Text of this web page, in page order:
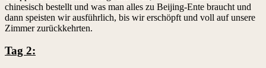
chinesisch bestellt und was man alles zu Beijing-Ente braucht und
dann speisten wir ausführlich, bis wir erschöpft und voll auf unsere
Zimmer zurückkehrten.
Tag 2: